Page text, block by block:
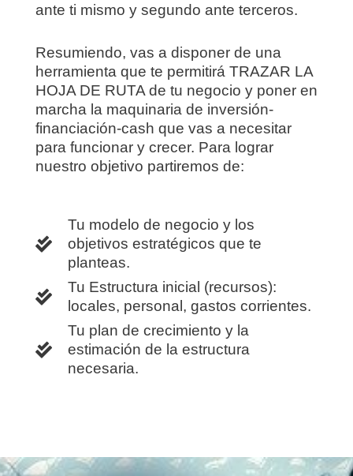
ante ti mismo y segundo ante terceros.
Resumiendo, vas a disponer de una
herramienta que te permitirá TRAZAR LA
HOJA DE RUTA de tu negocio y poner en
marcha la maquinaria de inversión-
financiación-cash que vas a necesitar
para funcionar y crecer. Para lograr
nuestro objetivo partiremos de:
Tu modelo de negocio y los
objetivos estratégicos que te
planteas.
Tu Estructura inicial (recursos):
locales, personal, gastos corrientes.
Tu plan de crecimiento y la
estimación de la estructura
necesaria.